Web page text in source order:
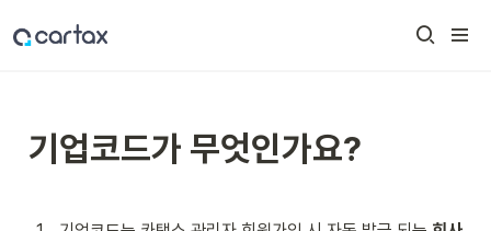
기업코드가 무엇인가요?